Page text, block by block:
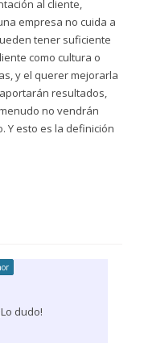
al cliente,
empresa no cuida a
tener suficiente
como cultura o
y el querer mejorarla
resultados,
no vendrán
Y esto es la definición
dudo!